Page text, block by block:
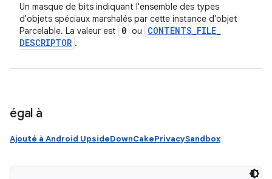
Un masque de bits indiquant l'ensemble des types
d'objets spéciaux marshalés par cette instance d'objet
Parcelable. La valeur est
0 ou CONTENTS_FILE_
DESCRIPTOR .
égal à
Ajouté à Android UpsideDownCakePrivacySandbox